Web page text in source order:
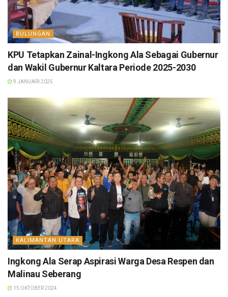
BULUNGAN
KPU Tetapkan Zainal-Ingkong Ala Sebagai Gubernur
dan Wakil Gubernur Kaltara Periode 2025-2030
9 JANUARI 2025
KALIMANTAN UTARA
Ingkong Ala Serap Aspirasi Warga Desa Respen dan
Malinau Seberang
15 OKTOBER 2024